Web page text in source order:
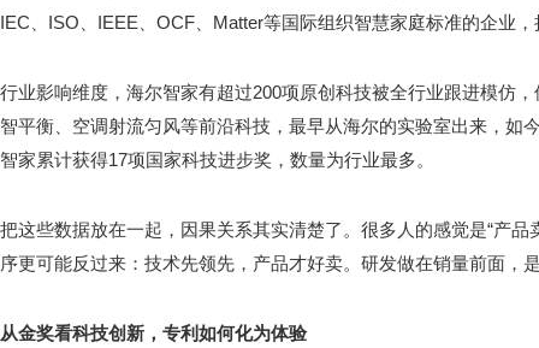
IEC、ISO、IEEE、OCF、Matter等国际组织智慧家庭标准的企业
行业影响维度，海尔智家有超过200项原创科技被全行业跟进模仿
智平衡、空调射流匀风等前沿科技，最早从海尔的实验室出来，如
智家累计获得17项国家科技进步奖，数量为行业最多。
把这些数据放在一起，因果关系其实清楚了。很多人的感觉是“产品
序更可能反过来：技术先领先，产品才好卖。研发做在销量前面，
从金奖看科技创新，专利如何化为体验